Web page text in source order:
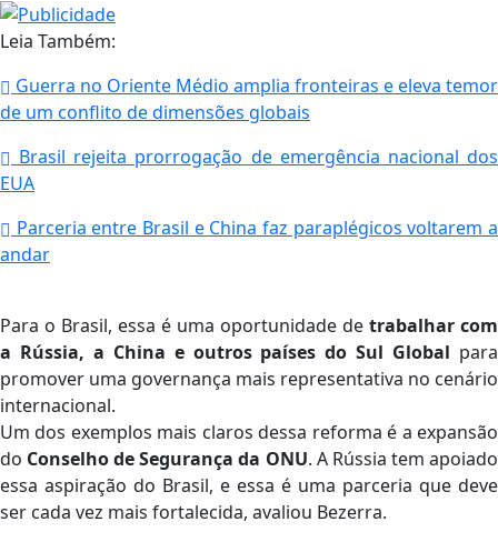
Leia Também:
Guerra no Oriente Médio amplia fronteiras e eleva temor
de um conflito de dimensões globais
Brasil rejeita prorrogação de emergência nacional dos
EUA
Parceria entre Brasil e China faz paraplégicos voltarem a
andar
Para o Brasil, essa é uma oportunidade de trabalhar com
a Rússia, a China e outros países do Sul Global para
promover uma governança mais representativa no cenário
internacional.
Um dos exemplos mais claros dessa reforma é a expansão
do Conselho de Segurança da ONU. A Rússia tem apoiado
essa aspiração do Brasil, e essa é uma parceria que deve
ser cada vez mais fortalecida, avaliou Bezerra.